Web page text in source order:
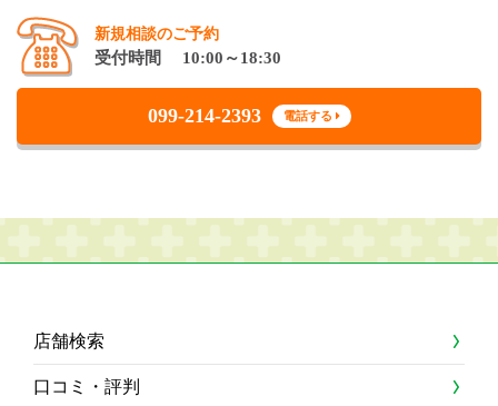
新規相談のご予約
受付時間 10:00～18:30
099-214-2393 電話する
店舗検索
口コミ・評判